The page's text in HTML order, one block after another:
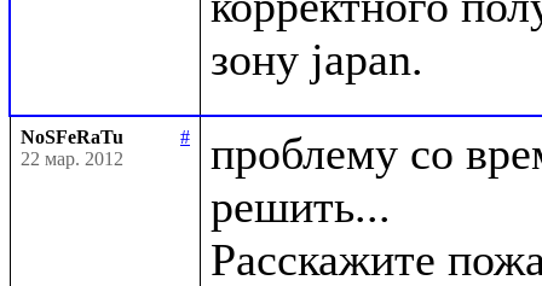
NoSFeRaTu
#
22 мар. 2012
проблему со
решить...
Расскажите